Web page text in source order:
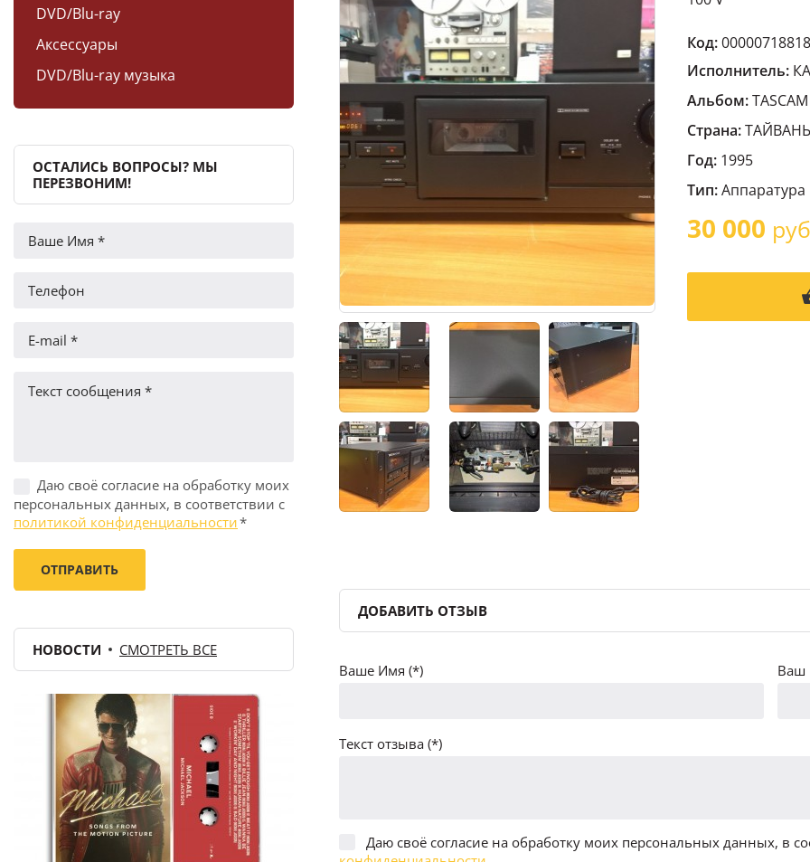
DVD/Blu-ray
Аксессуары
DVD/Blu-ray музыка
ОСТАЛИСЬ ВОПРОСЫ? МЫ
ПЕРЕЗВОНИМ!
Даю своё согласие на обработку моих
персональных данных, в соответствии с
политикой конфиденциальности*
НОВОСТИ СМОТРЕТЬ ВСЕ
Код:00000718818
Исполнитель:
Альбом:
Страна:
Год: 1995
Тип:Аппаратура
30 000
ДОБАВИТЬ ОТЗЫВ
Ваше Имя (*) Ваш
Текст отзыва (*)
Даю своё согласие на обработку моих персональных данных, в